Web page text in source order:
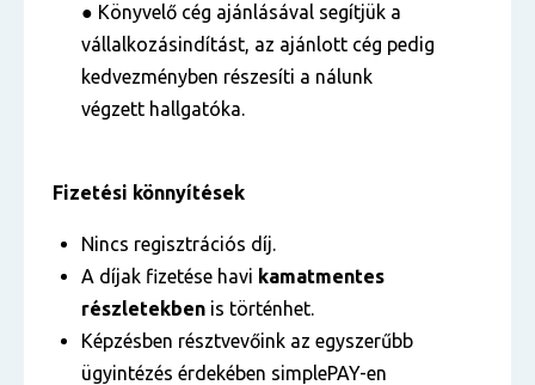
● Könyvelő cég ajánlásával segítjük a
vállalkozásindítást, az ajánlott cég pedig
kedvezményben részesíti a nálunk
végzett hallgatóka.
Fizetési könnyítések
Nincs regisztrációs díj.
A díjak fizetése havi kamatmentes
részletekben is történhet.
Képzésben résztvevőink az egyszerűbb
ügyintézés érdekében simplePAY-en